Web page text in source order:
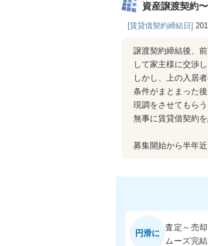
資産譲渡契約
[賃貸借契約締結日]
譲渡契約締結後、
して家主様に交渉
しかし、上の入居
条件がまとまった
現調をさせてもら
無事に賃貸借契約
募集開始から半年
円滑に
査定～売
ムーズ完結